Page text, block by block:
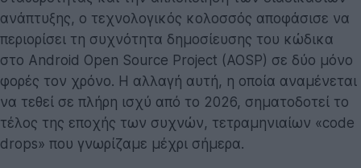
ανάπτυξης, ο τεχνολογικός κολοσσός αποφάσισε να
περιορίσει τη συχνότητα δημοσίευσης του κώδικα
στο Android Open Source Project (AOSP) σε δύο μόνο
φορές τον χρόνο. Η αλλαγή αυτή, η οποία αναμένεται
να τεθεί σε πλήρη ισχύ από το 2026, σηματοδοτεί το
τέλος της εποχής των συχνών, τετραμηνιαίων «code
drops» που γνωρίζαμε μέχρι σήμερα.